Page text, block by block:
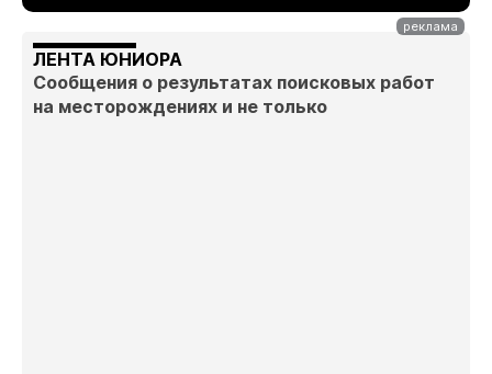
ЛЕНТА ЮНИОРА
Сообщения о результатах поисковых работ
на месторождениях и не только